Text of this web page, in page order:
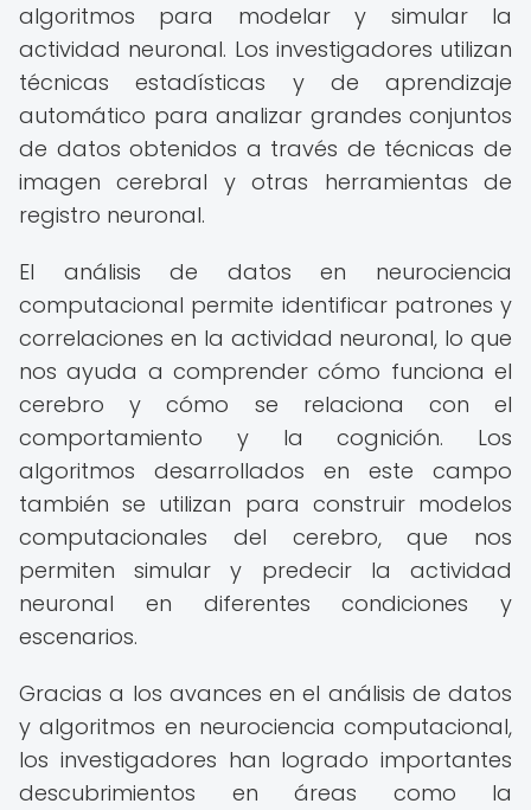
algoritmos para modelar y simular la
actividad neuronal. Los investigadores utilizan
técnicas estadísticas y de aprendizaje
automático para analizar grandes conjuntos
de datos obtenidos a través de técnicas de
imagen cerebral y otras herramientas de
registro neuronal.
El análisis de datos en neurociencia
computacional permite identificar patrones y
correlaciones en la actividad neuronal, lo que
nos ayuda a comprender cómo funciona el
cerebro y cómo se relaciona con el
comportamiento y la cognición. Los
algoritmos desarrollados en este campo
también se utilizan para construir modelos
computacionales del cerebro, que nos
permiten simular y predecir la actividad
neuronal en diferentes condiciones y
escenarios.
Gracias a los avances en el análisis de datos
y algoritmos en neurociencia computacional,
los investigadores han logrado importantes
descubrimientos en áreas como la